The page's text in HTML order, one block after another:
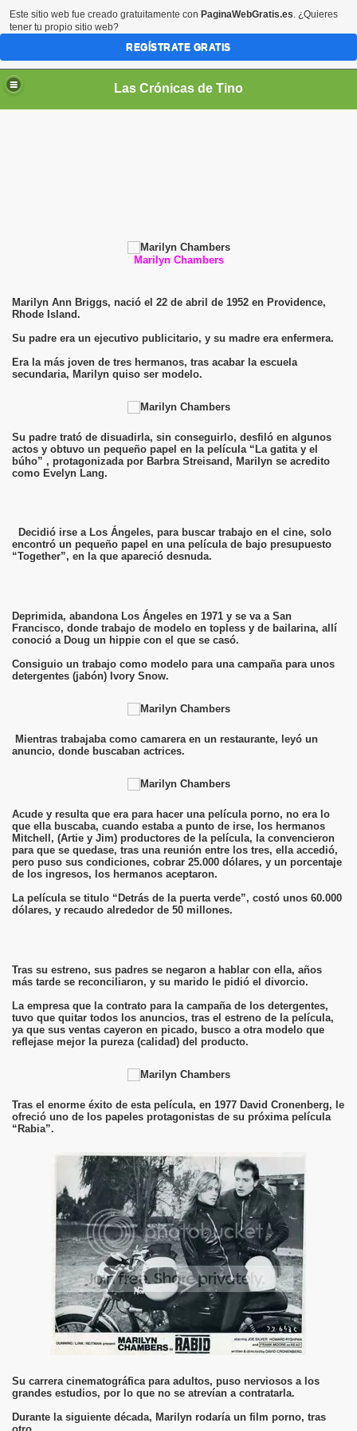
Las Crónicas de Tino
Marilyn Chambers
Marilyn Ann Briggs, nació el 22 de abril de 1952 en Providence,
Rhode Island.
Su padre era un ejecutivo publicitario, y su madre era enfermera.
Era la más joven de tres hermanos, tras acabar la escuela
secundaria, Marilyn quiso ser modelo.
Su padre trató de disuadirla, sin conseguirlo, desfiló en algunos
actos y obtuvo un pequeño papel en la película “La gatita y el
búho” , protagonizada por Barbra Streisand, Marilyn se acredito
como Evelyn Lang.
Decidió irse a Los Ángeles, para buscar trabajo en el cine, solo
encontró un pequeño papel en una película de bajo presupuesto
“Together”, en la que apareció desnuda.
Deprimida, abandona Los Ángeles en 1971 y se va a San
Francisco, donde trabajo de modelo en topless y de bailarina, allí
conoció a Doug un hippie con el que se casó.
Consiguio un trabajo como modelo para una campaña para unos
detergentes (jabón) Ivory Snow.
Mientras trabajaba como camarera en un restaurante, leyó un
anuncio, donde buscaban actrices.
Acude y resulta que era para hacer una película porno, no era lo
que ella buscaba, cuando estaba a punto de irse, los hermanos
Mitchell, (Artie y Jim) productores de la película, la convencieron
para que se quedase, tras una reunión entre los tres, ella accedió,
pero puso sus condiciones, cobrar 25.000 dólares, y un porcentaje
de los ingresos, los hermanos aceptaron.
La película se titulo “Detrás de la puerta verde”, costó unos 60.000
dólares, y recaudo alrededor de 50 millones.
Tras su estreno, sus padres se negaron a hablar con ella, años
más tarde se reconciliaron, y su marido le pidió el divorcio.
La empresa que la contrato para la campaña de los detergentes,
tuvo que quitar todos los anuncios, tras el estreno de la película,
ya que sus ventas cayeron en picado, busco a otra modelo que
reflejase mejor la pureza (calidad) del producto.
Tras el enorme éxito de esta película, en 1977 David Cronenberg, le
ofreció uno de los papeles protagonistas de su próxima película
“Rabia”.
Su carrera cinematográfica para adultos, puso nerviosos a los
grandes estudios, por lo que no se atrevían a contratarla.
Durante la siguiente década, Marilyn rodaría un film porno, tras
Este sitio web fue creado gratuitamente con PaginaWebGratis.es. ¿Quieres
tener tu propio sitio web?
REGÍSTRATE GRATIS